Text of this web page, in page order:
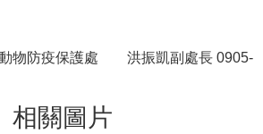
動物防疫保護處 洪振凱副處長 0905-
相關圖片